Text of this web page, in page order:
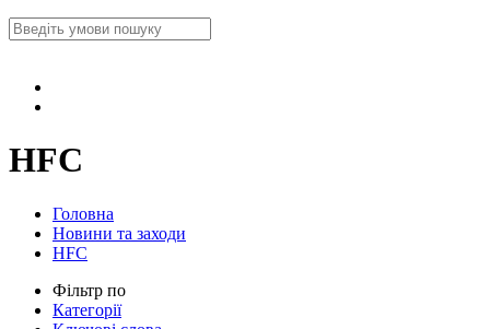
HFC
Головна
Новини та заходи
HFC
Фільтр по
Категорії